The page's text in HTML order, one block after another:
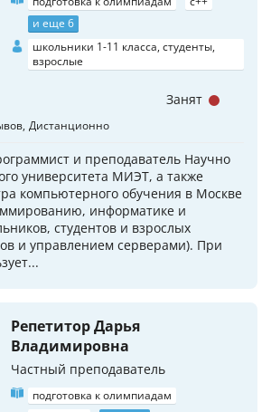
и еще 6
школьники 1-11 класса, студенты,
взрослые
Дистанционно
и преподаватель Научно
университета МИЭТ, а также
компьютерного обучения в Москве
информатике и
студентов и взрослых
и управлением серверами). При
Занят
Репетитор Дарья
Владимировна
Частный преподаватель
подготовка к олимпиадам